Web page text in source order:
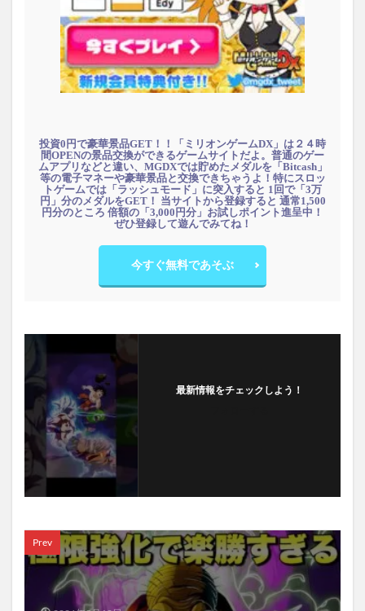
投資0円で豪華景品GET！！「ミリオンゲームDX」は２４時
間OPENの景品交換ができるゲームサイトだよ。普通のゲー
ムアプリなどと違い、MGDXでは貯めたメダルを「Bitcash」
等の電子マネーや豪華景品と交換できちゃうよ！特にスロッ
トゲームでは「ラッシュモード」に突入すると 1回で「3万
円」分のメダルをGET！ 当サイトから登録すると 通常1,500
円分のところ 倍額の「3,000円分」お試しポイント進呈中！
ぜひ登録して遊んでみてね！
今すぐ無料であそぶ
最新情報をチェックしよう！
Prev